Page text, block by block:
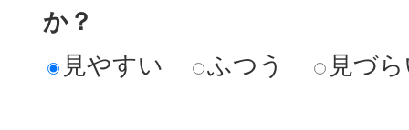
か？
見やすい
ふつう 見づ